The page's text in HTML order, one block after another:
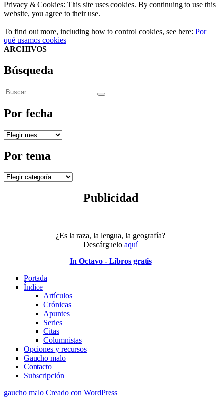
Privacy & Cookies: This site uses cookies. By continuing to use this
website, you agree to their use.
To find out more, including how to control cookies, see here: Por
qué usamos cookies
ARCHIVOS
Búsqueda
Buscar
por:
Buscar
Por fecha
Por
Por tema
Por
Publicidad
¿Es la raza, la lengua, la geografía?
Descárguelo aquí
In Octavo - Libros gratis
Portada
Índice
Artículos
Crónicas
Apuntes
Series
Citas
Columnistas
Opciones y recursos
Gaucho malo
Contacto
Subscripción
gaucho malo Creado con WordPress